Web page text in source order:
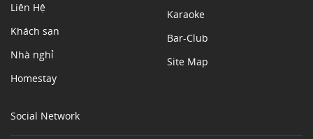
Liên Hệ
Khách sạn
Nhà nghỉ
Homestay
Karaoke
Bar-Club
Site Map
Social Network